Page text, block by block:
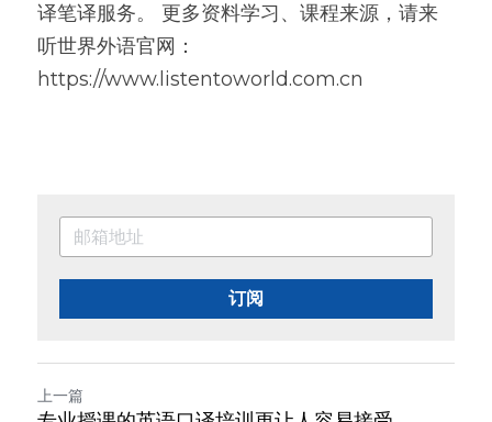
译笔译服务。 更多资料学习、课程来源，请来
听世界外语官网：
https://www.listentoworld.com.cn
订阅
上一篇